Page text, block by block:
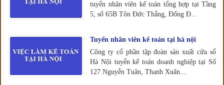
tuyển nhân viên kế toán tổng hợp tại Tầng
5, số 65B Tôn Đức Thắng, Đống Đ...
Tuyển nhân viên kế toán tại hà nội
Công ty cổ phần tập đoàn sản xuất cửa sổ
Hà Nội tuyển kế toán doanh nghiệp tại Số
127 Nguyễn Tuân, Thanh Xuân...